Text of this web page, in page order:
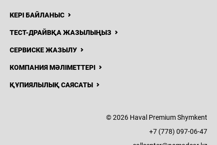
КЕРІ БАЙЛАНЫС
ТЕСТ-ДРАЙВҚА ЖАЗЫЛЫҢЫЗ
СЕРВИСКЕ ЖАЗЫЛУ
КОМПАНИЯ МӘЛІМЕТТЕРІ
ҚҰПИЯЛЫЛЫҚ САЯСАТЫ
© 2026 Haval Premium Shymkent
+7 (778) 097-06-47